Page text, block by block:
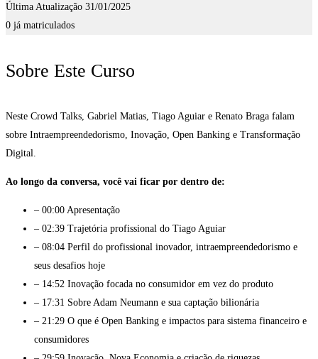
Última Atualização 31/01/2025
0 já matriculados
Sobre Este Curso
Neste Crowd Talks, Gabriel Matias, Tiago Aguiar e Renato Braga falam
sobre Intraempreendedorismo, Inovação, Open Banking e Transformação
Digital.
Ao longo da conversa, você vai ficar por dentro de:
– 00:00 Apresentação
– 02:39 Trajetória profissional do Tiago Aguiar
– 08:04 Perfil do profissional inovador, intraempreendedorismo e
seus desafios hoje
– 14:52 Inovação focada no consumidor em vez do produto
– 17:31 Sobre Adam Neumann e sua captação bilionária
– 21:29 O que é Open Banking e impactos para sistema financeiro e
consumidores